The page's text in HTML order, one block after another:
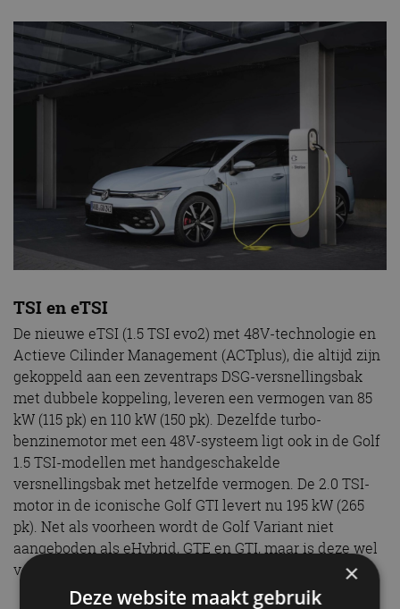
TSI en eTSI
De nieuwe eTSI (1.5 TSI evo2) met 48V-technologie en
Actieve Cilinder Management (ACTplus), die altijd zijn
gekoppeld aan een zeventraps DSG-versnellingsbak
met dubbele koppeling, leveren een vermogen van 85
kW (115 pk) en 110 kW (150 pk). Dezelfde turbo-
benzinemotor met een 48V-systeem ligt ook in de Golf
1.5 TSI-modellen met handgeschakelde
versnellingsbak met hetzelfde vermogen. De 2.0 TSI-
motor in de iconische Golf GTI levert nu 195 kW (265
pk). Net als voorheen wordt de Golf Variant niet
aangeboden als eHybrid, GTE en GTI, maar is deze wel
verkrijgbaar in alle overige uitvoeringen.
×
Deze website maakt gebruik